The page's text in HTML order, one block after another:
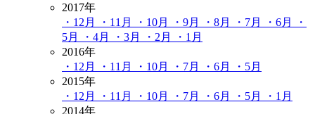
2017年
・12月
・11月 ・10月 ・9月 ・8月 ・7月 ・6月
・
5月
・4月 ・3月 ・2月
・1月
2016年
・12月
・11月 ・10月 ・7月 ・6月
・5月
2015年
・12月
・11月 ・10月 ・7月 ・6月 ・5月
・1月
2014年